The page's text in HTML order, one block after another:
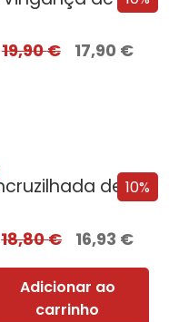
19,90€ 17,90 €
10%
Encruzilhada de Corvos
18,80€ 16,93 €
Adicionar ao
carrinho